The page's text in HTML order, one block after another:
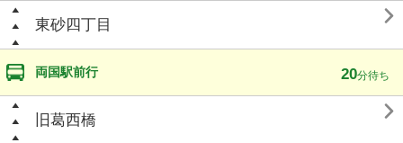
東砂四丁目 
両国駅前行 20分待ち
旧葛西橋 